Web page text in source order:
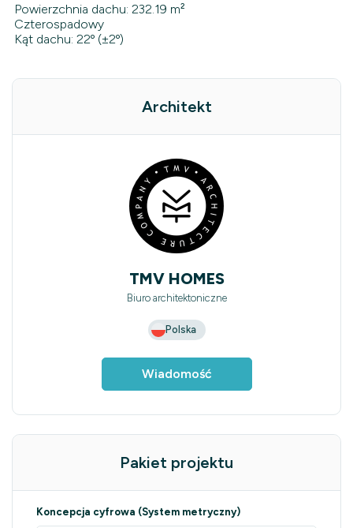
Powierzchnia dachu: 232.19 m²
Czterospadowy
Kąt dachu: 22º (±2º)
Architekt
TMV HOMES
Biuro architektoniczne
Polska
Wiadomość
Pakiet projektu
Koncepcja cyfrowa (System metryczny)